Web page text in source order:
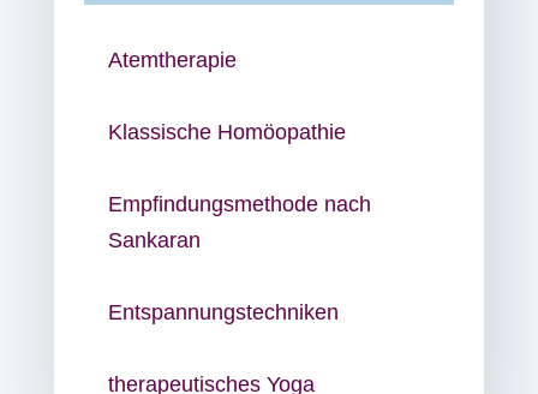
Atemtherapie
Klassische Homöopathie
Empfindungsmethode nach
Sankaran
Entspannungstechniken
therapeutisches Yoga